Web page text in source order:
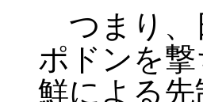
つまり、
ポドンを
鮮による